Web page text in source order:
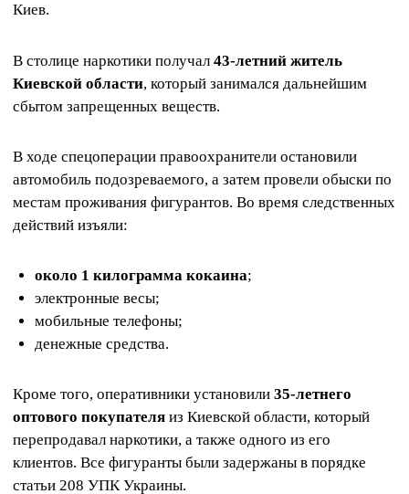
Киев.
В столице наркотики получал 43-летний житель
Киевской области, который занимался дальнейшим
сбытом запрещенных веществ.
В ходе спецоперации правоохранители остановили
автомобиль подозреваемого, а затем провели обыски по
местам проживания фигурантов. Во время следственных
действий изъяли:
около 1 килограмма кокаина;
электронные весы;
мобильные телефоны;
денежные средства.
Кроме того, оперативники установили 35-летнего
оптового покупателя из Киевской области, который
перепродавал наркотики, а также одного из его
клиентов. Все фигуранты были задержаны в порядке
статьи 208 УПК Украины.